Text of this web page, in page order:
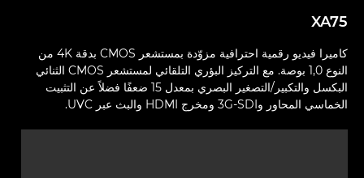
XA75
كاميرا فيديو رقمية احترافية مزوّدة بمستشعر CMOS بدقة 4K من
النوع 1,0 بوصة. مع التركيز البؤري التلقائي لمستشعر CMOS الثنائي
البكسل والتكبير/التصغير البصري بمعدل 15 ضعفًا فضلاً عن التثبيت
الخماسي المحاور و3G-SDI ومخرج HDMI والبث عبر UVC.